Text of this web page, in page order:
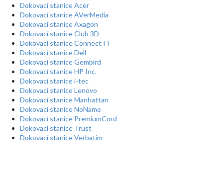
Dokovací stanice Acer
Dokovací stanice AVerMedia
Dokovací stanice Axagon
Dokovací stanice Club 3D
Dokovací stanice Connect IT
Dokovací stanice Dell
Dokovací stanice Gembird
Dokovací stanice HP Inc.
Dokovací stanice i-tec
Dokovací stanice Lenovo
Dokovací stanice Manhattan
Dokovací stanice NoName
Dokovací stanice PremiumCord
Dokovací stanice Trust
Dokovací stanice Verbatim